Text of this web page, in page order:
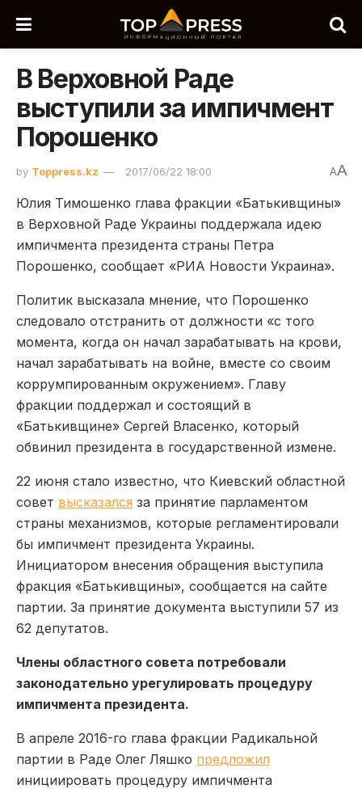
В Верховной Раде
выступили за импичмент
Порошенко
by Toppress.kz 2017/06/22 18:00 AA
Юлия Тимошенко глава фракции «Батькивщины»
в Верховной Раде Украины поддержала идею
импичмента президента страны Петра
Порошенко, сообщает «РИА Новости Украина».
Политик высказала мнение, что Порошенко
следовало отстранить от должности «с того
момента, когда он начал зарабатывать на крови,
начал зарабатывать на войне, вместе со своим
коррумпированным окружением». Главу
фракции поддержал и состоящий в
«Батькивщине» Сергей Власенко, который
обвинил президента в государственной измене.
22 июня стало известно, что Киевский областной
совет высказался за принятие парламентом
страны механизмов, которые регламентировали
бы импичмент президента Украины.
Инициатором внесения обращения выступила
фракция «Батькивщины», сообщается на сайте
партии. За принятие документа выступили 57 из
62 депутатов.
Члены областного совета потребовали
законодательно урегулировать процедуру
импичмента президента.
В апреле 2016-го глава фракции Радикальной
партии в Раде Олег Ляшко предложил
инициировать процедуру импичмента